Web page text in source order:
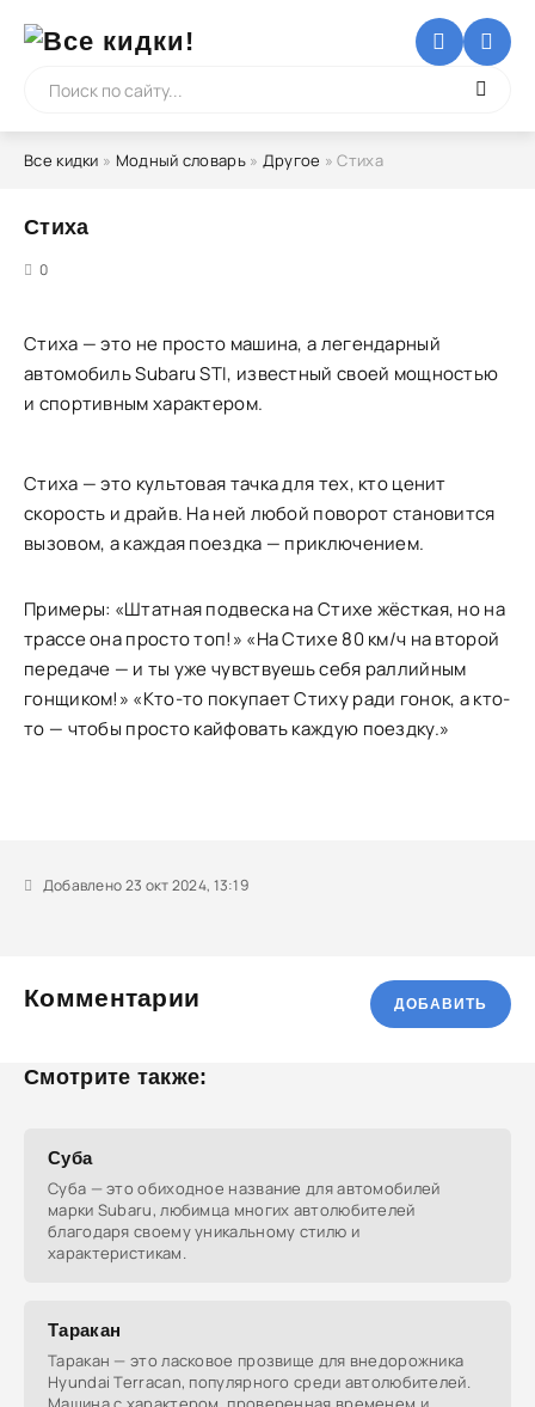
Все кидки » Модный словарь» Другое » Стиха
Стиха
0
Стиха — это не просто машина, а легендарный
автомобиль Subaru STI, известный своей мощностью
и спортивным характером.
Стиха — это культовая тачка для тех, кто ценит
скорость и драйв. На ней любой поворот становится
вызовом, а каждая поездка — приключением.
Примеры: «Штатная подвеска на Стихе жёсткая, но на
трассе она просто топ!» «На Стихе 80 км/ч на второй
передаче — и ты уже чувствуешь себя раллийным
гонщиком!» «Кто-то покупает Стиху ради гонок, а кто-
то — чтобы просто кайфовать каждую поездку.»
Добавлено 23 окт 2024, 13:19
Комментарии ДОБАВИТЬ
Смотрите также:
Суба
Суба — это обиходное название для автомобилей
марки Subaru, любимца многих автолюбителей
благодаря своему уникальному стилю и
характеристикам.
Таракан
Таракан — это ласковое прозвище для внедорожника
Hyundai Terracan, популярного среди автолюбителей.